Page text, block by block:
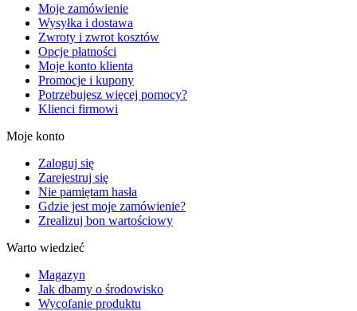
Moje zamówienie
Wysyłka i dostawa
Zwroty i zwrot kosztów
Opcje płatności
Moje konto klienta
Promocje i kupony
Potrzebujesz więcej pomocy?
Klienci firmowi
Moje konto
Zaloguj się
Zarejestruj się
Nie pamiętam hasła
Gdzie jest moje zamówienie?
Zrealizuj bon wartościowy
Warto wiedzieć
Magazyn
Jak dbamy o środowisko
Wycofanie produktu